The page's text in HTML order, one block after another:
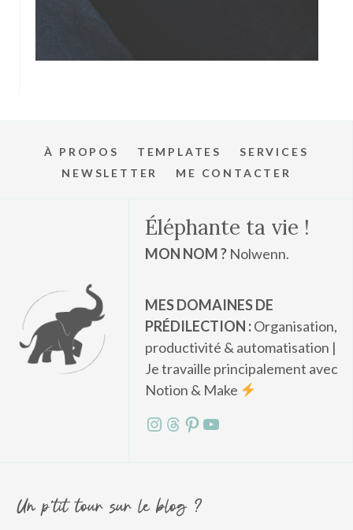
À PROPOS TEMPLATES
SERVICES
NEWSLETTER
ME CONTACTER
Éléphante ta vie !
MON NOM ?Nolwenn.
MES DOMAINES DE
PRÉDILECTION :Organisation,
productivité & automatisation |
Je travaille principalement avec
Notion & Make
Instagram
Threads
Pinterest
YouTube
Un p'tit tour sur le blog ?